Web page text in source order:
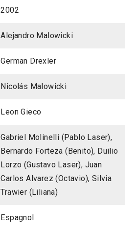
2002
Alejandro Malowicki
German Drexler
Nicolás Malowicki
Leon Gieco
Gabriel Molinelli (Pablo Laser),
Bernardo Forteza (Benito), Duilio
Lorzo (Gustavo Laser), Juan
Carlos Alvarez (Octavio), Silvia
Trawier (Liliana)
Espagnol